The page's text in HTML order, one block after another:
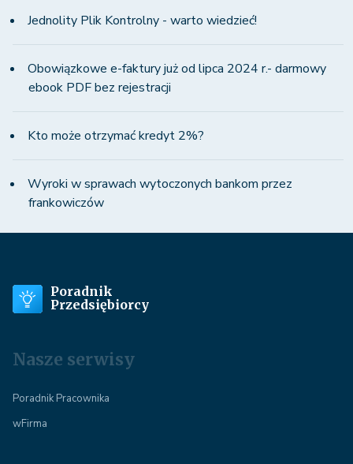
Jednolity Plik Kontrolny - warto wiedzieć!
Obowiązkowe e-faktury już od lipca 2024 r.- darmowy
ebook PDF bez rejestracji
Kto może otrzymać kredyt 2%?
Wyroki w sprawach wytoczonych bankom przez
frankowiczów
Poradnik
Przedsiębiorcy
Nasze serwisy
Poradnik Pracownika
wFirma